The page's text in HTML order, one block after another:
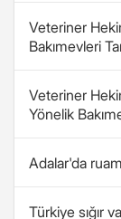
Veteriner
Bakımevleri
Veteriner
Yönelik
Adalar'da ruam
Türkiye sığır